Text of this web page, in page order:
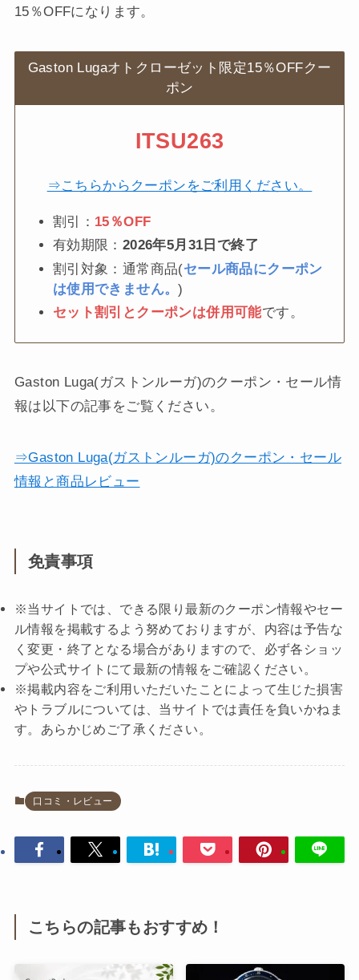
15％OFFになります。
Gaston Lugaオトクローゼット限定15％OFFクー
ポン
ITSU263
⇒こちらからクーポンをご利用ください。
割引： 15％OFF
有効期限： 2026年5月31日で終了
割引対象：通常商品(セール商品にクーポン
は使用できません。)
セット割引とクーポンは併用可能です。
Gaston Luga(ガストンルーガ)のクーポン・セール情
報は以下の記事をご覧ください。
⇒Gaston Luga(ガストンルーガ)のクーポン・セール
情報と商品レビュー
免責事項
※当サイトでは、できる限り最新のクーポン情報やセー
ル情報を掲載するよう努めておりますが、内容は予告な
く変更・終了となる場合がありますので、必ず各ショッ
プや公式サイトにて最新の情報をご確認ください。
※掲載内容をご利用いただいたことによって生じた損害
やトラブルについては、当サイトでは責任を負いかねま
す。あらかじめご了承ください。
口コミ・レビュー
こちらの記事もおすすめ！